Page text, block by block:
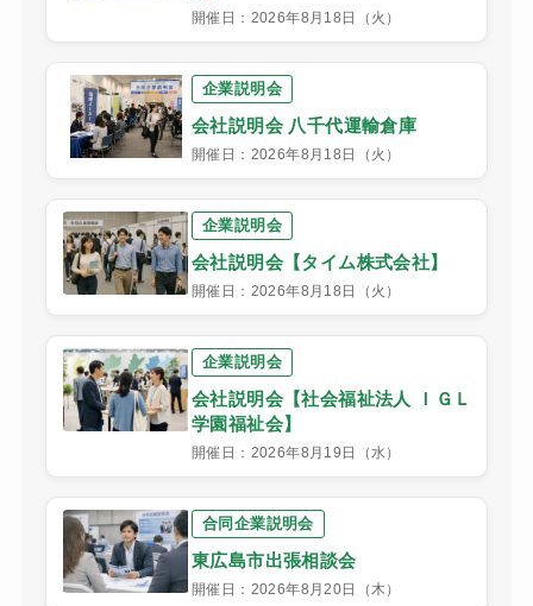
開催日：2026年8月18日（火）
企業説明会
会社説明会 八千代運輸倉庫
開催日：2026年8月18日（火）
企業説明会
会社説明会【タイム株式会社】
開催日：2026年8月18日（火）
企業説明会
会社説明会【社会福祉法人 ＩＧＬ
学園福祉会】
開催日：2026年8月19日（水）
合同企業説明会
東広島市出張相談会
開催日：2026年8月20日（木）